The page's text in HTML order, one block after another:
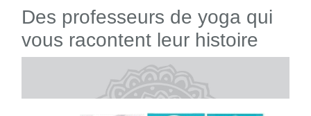
Des professeurs de yoga qui
vous racontent leur histoire